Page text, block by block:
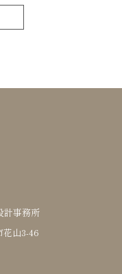
計事務所
山3-46